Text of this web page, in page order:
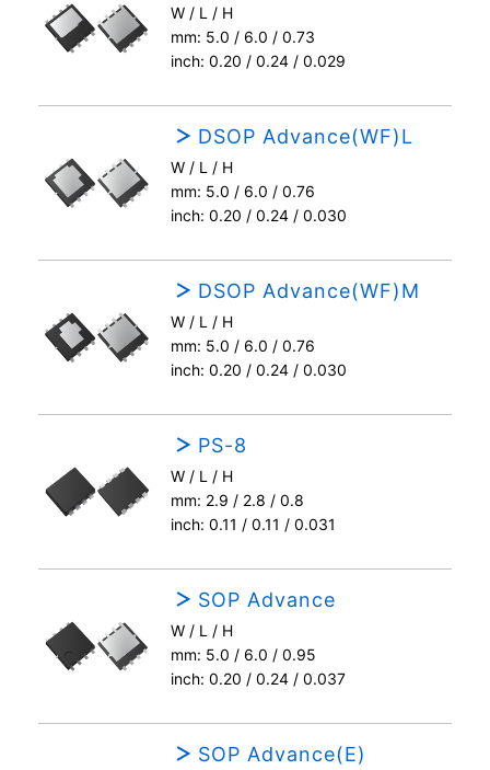
W / L / H
mm: 5.0 / 6.0 / 0.73
inch: 0.20 / 0.24 / 0.029
DSOP Advance(WF)L
W / L / H
mm: 5.0 / 6.0 / 0.76
inch: 0.20 / 0.24 / 0.030
DSOP Advance(WF)M
W / L / H
mm: 5.0 / 6.0 / 0.76
inch: 0.20 / 0.24 / 0.030
PS-8
W / L / H
mm: 2.9 / 2.8 / 0.8
inch: 0.11 / 0.11 / 0.031
SOP Advance
W / L / H
mm: 5.0 / 6.0 / 0.95
inch: 0.20 / 0.24 / 0.037
SOP Advance(E)